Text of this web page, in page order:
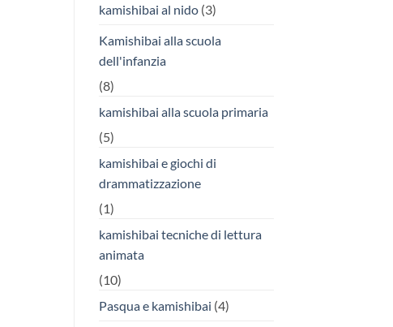
kamishibai al nido(3)
Kamishibai alla scuola
dell'infanzia
(8)
kamishibai alla scuola primaria
(5)
kamishibai e giochi di
drammatizzazione
(1)
kamishibai tecniche di lettura
animata
(10)
Pasqua e kamishibai (4)